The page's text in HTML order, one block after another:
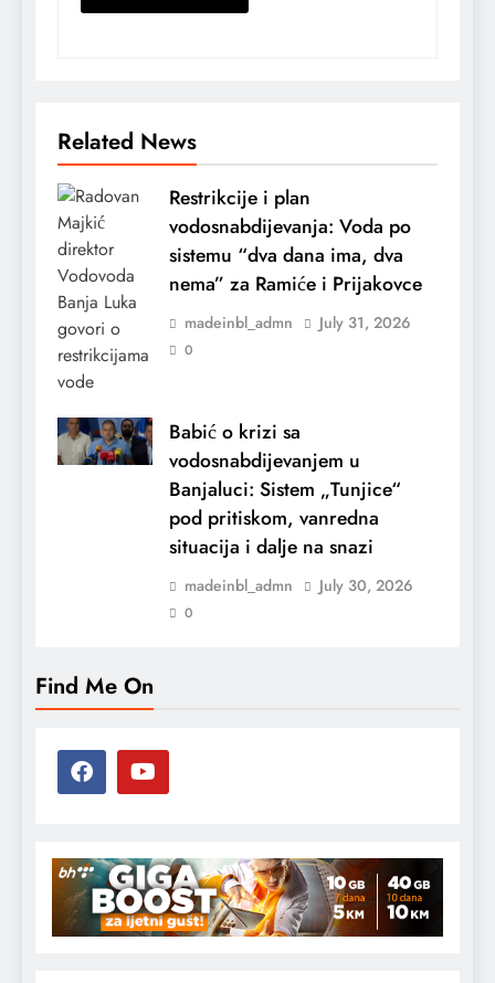
Related News
Restrikcije i plan
vodosnabdijevanja: Voda po
sistemu “dva dana ima, dva
nema” za Ramiće i Prijakovce
madeinbl_admn July 31, 2026
0
Babić o krizi sa
vodosnabdijevanjem u
Banjaluci: Sistem „Tunjice“
pod pritiskom, vanredna
situacija i dalje na snazi
madeinbl_admn July 30, 2026
0
Find Me On